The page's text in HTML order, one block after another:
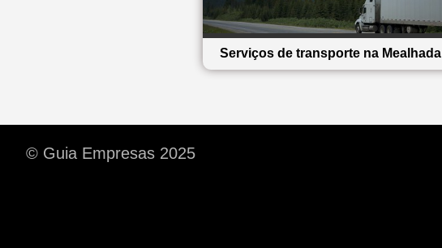
Serviços de transporte na Mealhada
© Guia Empresas 2025